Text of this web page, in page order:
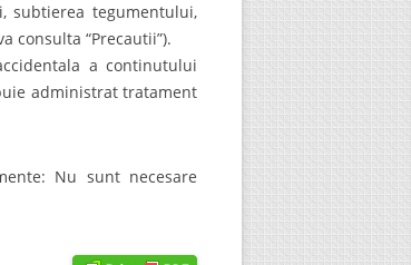
subtierea tegumentului,
consulta “Precautii”).
a continutului
administrat tratament
Nu sunt necesare